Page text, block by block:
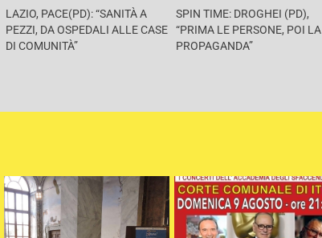
LAZIO, PACE(PD): “SANITÀ A
PEZZI, DA OSPEDALI ALLE CASE
DI COMUNITÀ”
SPIN TIME: DROGHEI (PD),
“PRIMA LE PERSONE, POI LA
PROPAGANDA”